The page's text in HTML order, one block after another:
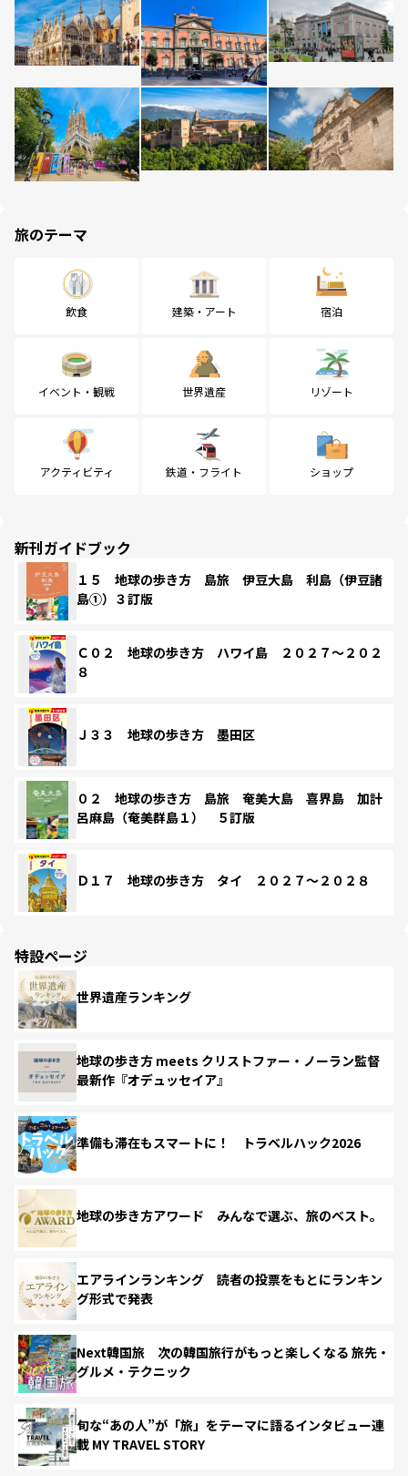
旅のテーマ
飲食 建築・アート 宿泊
イベント・観戦 世界遺産 リゾート
アクティビティ 鉄道・フライト ショップ
新刊ガイドブック
１５ 地球の歩き方 島旅 伊豆大島 利島（伊豆諸
島①）３訂版
Ｃ０２ 地球の歩き方 ハワイ島 ２０２７～２０２
８
Ｊ３３ 地球の歩き方 墨田区
０２ 地球の歩き方 島旅 奄美大島 喜界島 加計
呂麻島（奄美群島１） ５訂版
Ｄ１７ 地球の歩き方 タイ ２０２７～２０２８
特設ページ
世界遺産ランキング
地球の歩き方 meets クリストファー・ノーラン監督
最新作『オデュッセイア』
準備も滞在もスマートに！ トラベルハック2026
地球の歩き方アワード みんなで選ぶ、旅のベスト。
エアラインランキング 読者の投票をもとにランキン
グ形式で発表
Next韓国旅 次の韓国旅行がもっと楽しくなる 旅先・
グルメ・テクニック
旬な“あの人”が「旅」をテーマに語るインタビュー連
載 MY TRAVEL STORY